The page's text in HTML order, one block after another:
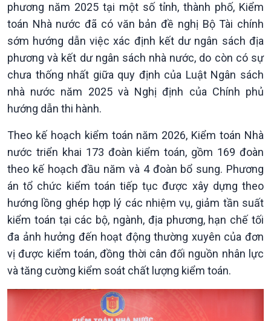
Kinh tế
Tin Kinh tế
Trước giờ mở cửa
Dòng chảy Kinh tế
Sức sống hàng Việt
Khởi nghiệp
Tuyên chiến với gian lận
thương mại
Nông nghiệp & Biển đảo
Tin Nông nghiệp & Biển
đảo
Mùa vàng
Biển đảo Việt Nam
Tâm tình biên giới và hải
Nam
Khoa học & Công nghệ
phương năm 2025 tại một số tỉnh, thành phố, Kiểm
toán Nhà nước đã có văn bản đề nghị Bộ Tài chính
sớm hướng dẫn việc xác định kết dư ngân sách địa
phương và kết dư ngân sách nhà nước, do còn có sự
chưa thống nhất giữa quy định của Luật Ngân sách
nhà nước năm 2025 và Nghị định của Chính phủ
hướng dẫn thi hành.
Theo kế hoạch kiểm toán năm 2026, Kiểm toán Nhà
nước triển khai 173 đoàn kiểm toán, gồm 169 đoàn
theo kế hoạch đầu năm và 4 đoàn bổ sung. Phương
án tổ chức kiểm toán tiếp tục được xây dựng theo
hướng lồng ghép hợp lý các nhiệm vụ, giảm tần suất
kiểm toán tại các bộ, ngành, địa phương, hạn chế tối
đa ảnh hưởng đến hoạt động thường xuyên của đơn
vị được kiểm toán, đồng thời cân đối nguồn nhân lực
và tăng cường kiểm soát chất lượng kiểm toán.